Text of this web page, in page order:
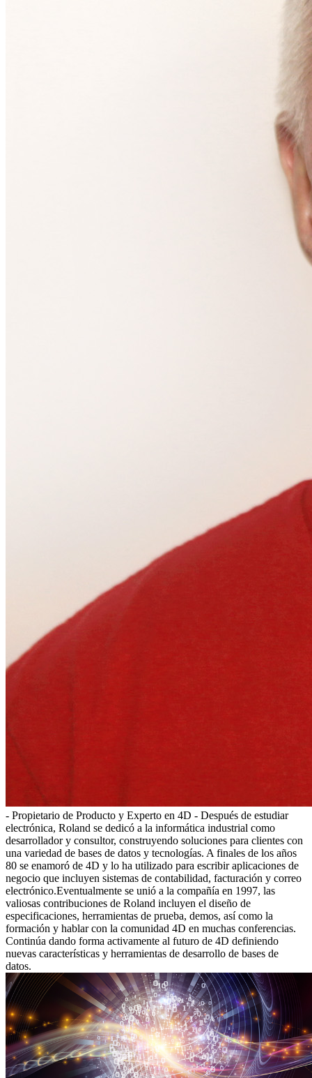
- Propietario de Producto y Experto en 4D - Después de estudiar
electrónica, Roland se dedicó a la informática industrial como
desarrollador y consultor, construyendo soluciones para clientes con
una variedad de bases de datos y tecnologías. A finales de los años
80 se enamoró de 4D y lo ha utilizado para escribir aplicaciones de
negocio que incluyen sistemas de contabilidad, facturación y correo
electrónico.Eventualmente se unió a la compañía en 1997, las
valiosas contribuciones de Roland incluyen el diseño de
especificaciones, herramientas de prueba, demos, así como la
formación y hablar con la comunidad 4D en muchas conferencias.
Continúa dando forma activamente al futuro de 4D definiendo
nuevas características y herramientas de desarrollo de bases de
datos.